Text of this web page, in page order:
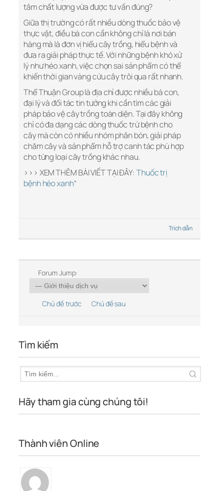
tâm chất lượng vừa được tư vấn đúng?
Giữa thị trường có rất nhiều dòng thuốc bảo vệ
thực vật, điều bà con cần không chỉ là nơi bán
hàng mà là đơn vị hiểu cây trồng, hiểu bệnh và
đưa ra giải pháp thực tế. Với những bệnh khó xử
lý như héo xanh, việc chọn sai sản phẩm có thể
khiến thời gian vàng cứu cây trôi qua rất nhanh.
Thể Thuận Group là địa chỉ được nhiều bà con,
đại lý và đối tác tin tưởng khi cần tìm các giải
pháp bảo vệ cây trồng toàn diện. Tại đây không
chỉ có đa dạng các dòng thuốc trừ bệnh cho
cây mà còn có nhiều nhóm phân bón, giải pháp
chăm cây và sản phẩm hỗ trợ canh tác phù hợp
cho từng loại cây trồng khác nhau.
>>> XEM THÊM BÀI VIẾT TẠI ĐÂY: Thuốc trị
bệnh héo xanh“
Trích dẫn
Forum Jump:
Chủ đề trước Chủ đề sau
Tìm kiếm
Hãy tham gia cùng chúng tôi!
Thành viên Online